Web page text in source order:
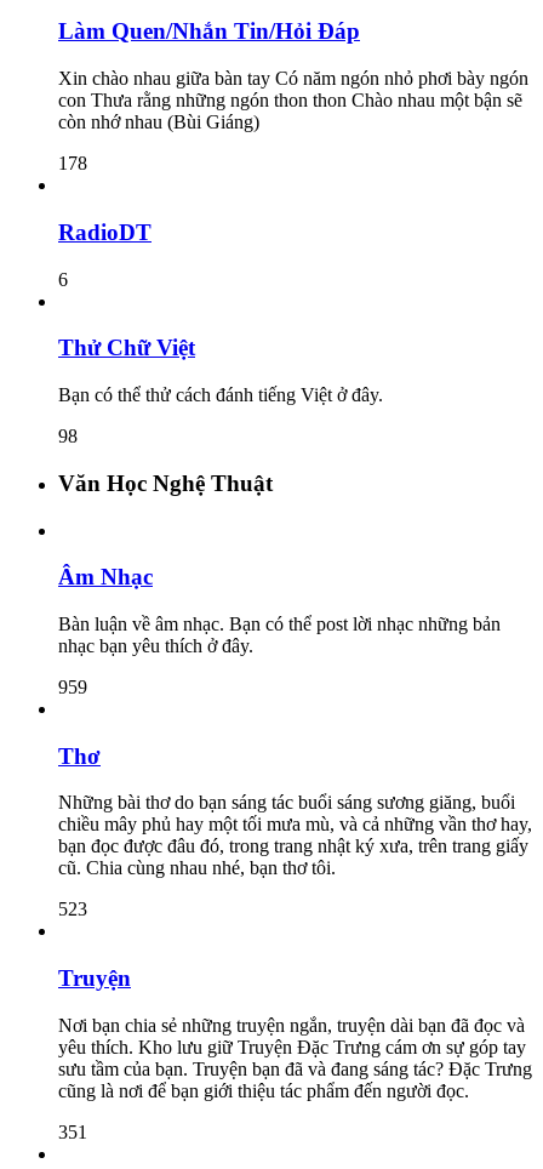
Làm Quen/Nhắn Tin/Hỏi Đáp
Xin chào nhau giữa bàn tay Có năm ngón nhỏ phơi bày ngón
con Thưa rằng những ngón thon thon Chào nhau một bận sẽ
còn nhớ nhau (Bùi Giáng)
178
RadioDT
6
Thử Chữ Việt
Bạn có thể thử cách đánh tiếng Việt ở đây.
98
Văn Học Nghệ Thuật
Âm Nhạc
Bàn luận về âm nhạc. Bạn có thể post lời nhạc những bản
nhạc bạn yêu thích ở đây.
959
Thơ
Những bài thơ do bạn sáng tác buổi sáng sương giăng, buổi
chiều mây phủ hay một tối mưa mù, và cả những vần thơ hay,
bạn đọc được đâu đó, trong trang nhật ký xưa, trên trang giấy
cũ. Chia cùng nhau nhé, bạn thơ tôi.
523
Truyện
Nơi bạn chia sẻ những truyện ngắn, truyện dài bạn đã đọc và
yêu thích. Kho lưu giữ Truyện Đặc Trưng cám ơn sự góp tay
sưu tầm của bạn. Truyện bạn đã và đang sáng tác? Đặc Trưng
cũng là nơi để bạn giới thiệu tác phẩm đến người đọc.
351